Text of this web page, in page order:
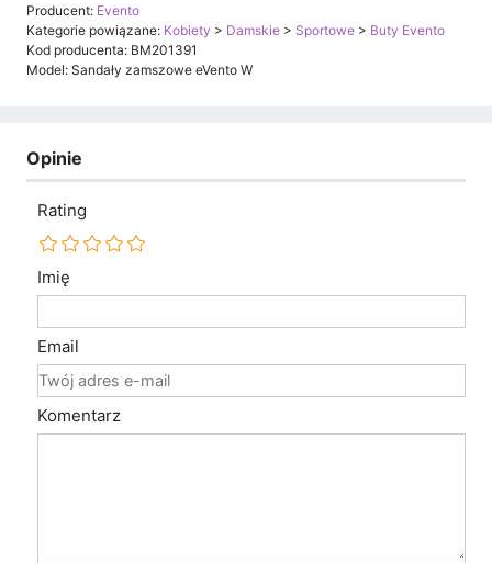
Producent: Evento
Kategorie powiązane: Kobiety > Damskie > Sportowe > Buty Evento
Kod producenta: BM201391
Model: Sandały zamszowe eVento W
Opinie
Rating
Imię
Email
Komentarz